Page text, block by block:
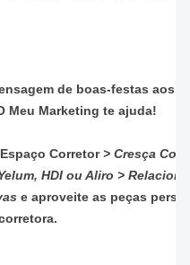
de boas-festas aos
Meu Marketing te ajuda!
Corretor> Cresça
HDI ou Aliro >
e aproveite as peças